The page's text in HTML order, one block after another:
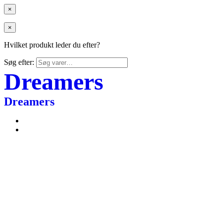
×
×
Hvilket produkt leder du efter?
Søg efter:
Dreamers
Dreamers